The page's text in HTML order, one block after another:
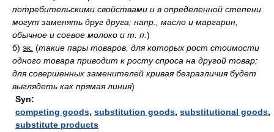
потребительскими свойствами и в определенной степени
могут заменять друг друга; напр., масло и маргарин,
обычное и соевое молоко и т. п. )
б) эк. (такие пары товаров, для которых рост стоимости
одного товара приводит к росту спроса на другой товар;
для совершенных заменителей кривая безразличия будет
выглядеть как прямая линия)
Syn:
competing goods, substitution goods, substitutional goods,
substitute products